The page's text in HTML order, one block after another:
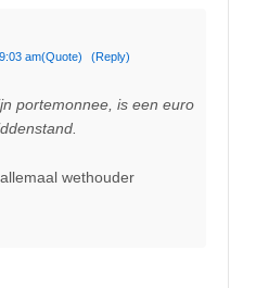
am(Quote) (Reply)
portemonnee, is een euro
wethouder